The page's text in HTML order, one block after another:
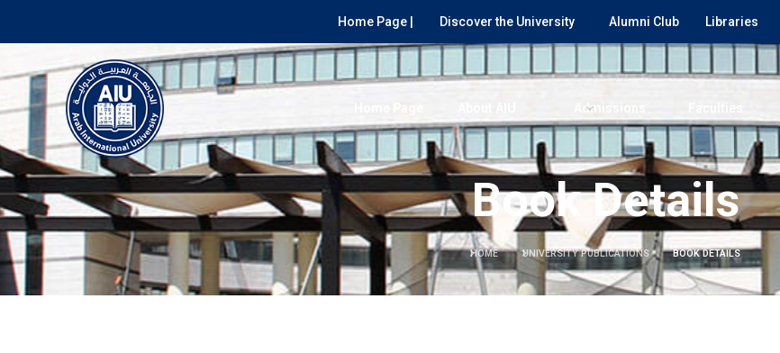
Home Page | Discover the University Alumni Club Libraries
Admissions
Book Details
HOME UNIVERSITY PUBLICATIONS BOOK DETAILS